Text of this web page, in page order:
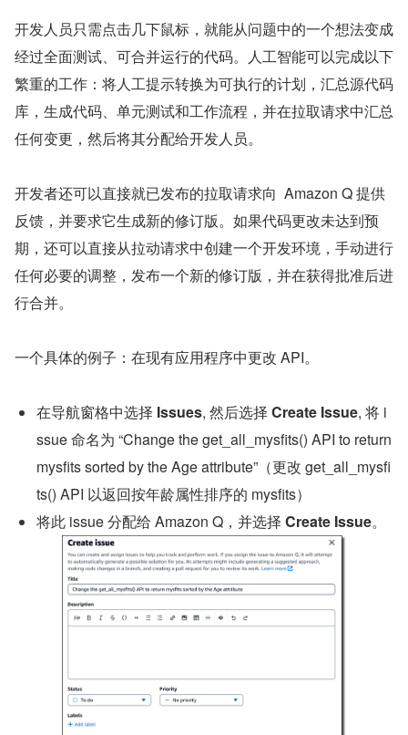
开发人员只需点击几下鼠标，就能从问题中的一个想法变成
经过全面测试、可合并运行的代码。人工智能可以完成以下
繁重的工作：将人工提示转换为可执行的计划，汇总源代码
库，生成代码、单元测试和工作流程，并在拉取请求中汇总
任何变更，然后将其分配给开发人员。
开发者还可以直接就已发布的拉取请求向  Amazon Q 提供
反馈，并要求它生成新的修订版。如果代码更改未达到预
期，还可以直接从拉动请求中创建一个开发环境，手动进行
任何必要的调整，发布一个新的修订版，并在获得批准后进
行合并。
一个具体的例子：在现有应用程序中更改 API。
在导航窗格中选择 Issues, 然后选择 Create Issue, 将 i
ssue 命名为 “Change the get_all_mysfits() API to return
mysfits sorted by the Age attribute”（更改 get_all_mysfi
ts() API 以返回按年龄属性排序的 mysfits）
将此 issue 分配给 Amazon Q，并选择 Create Issue。